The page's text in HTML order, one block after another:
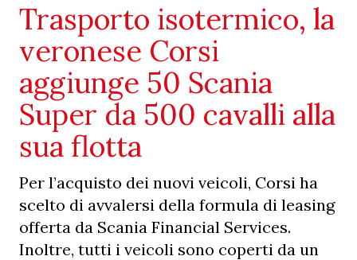
Trasporto isotermico, la
veronese Corsi
aggiunge 50 Scania
Super da 500 cavalli alla
sua flotta
Per l’acquisto dei nuovi veicoli, Corsi ha
scelto di avvalersi della formula di leasing
offerta da Scania Financial Services.
Inoltre, tutti i veicoli sono coperti da un